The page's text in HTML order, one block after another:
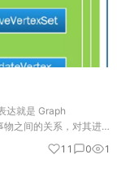
达就是 Graph
之间的关系，对其进
是，图计算是人工智能
11 0 1